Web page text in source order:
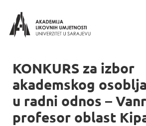
KONKURS za izbor
akademskog
u radni odnos –
profesor oblast